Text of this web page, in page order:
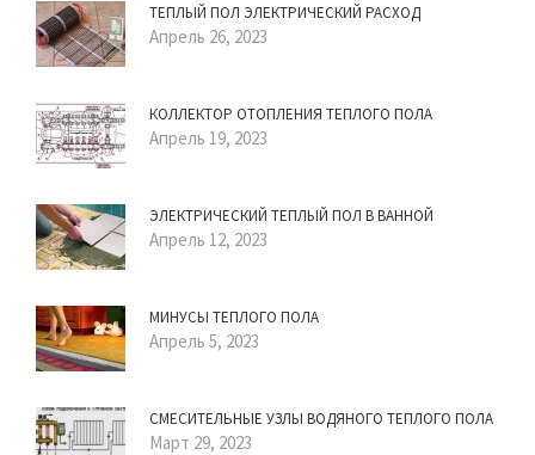
ТЕПЛЫЙ ПОЛ ЭЛЕКТРИЧЕСКИЙ РАСХОД
Апрель 26, 2023
КОЛЛЕКТОР ОТОПЛЕНИЯ ТЕПЛОГО ПОЛА
Апрель 19, 2023
ЭЛЕКТРИЧЕСКИЙ ТЕПЛЫЙ ПОЛ В ВАННОЙ
Апрель 12, 2023
МИНУСЫ ТЕПЛОГО ПОЛА
Апрель 5, 2023
СМЕСИТЕЛЬНЫЕ УЗЛЫ ВОДЯНОГО ТЕПЛОГО ПОЛА
Март 29, 2023